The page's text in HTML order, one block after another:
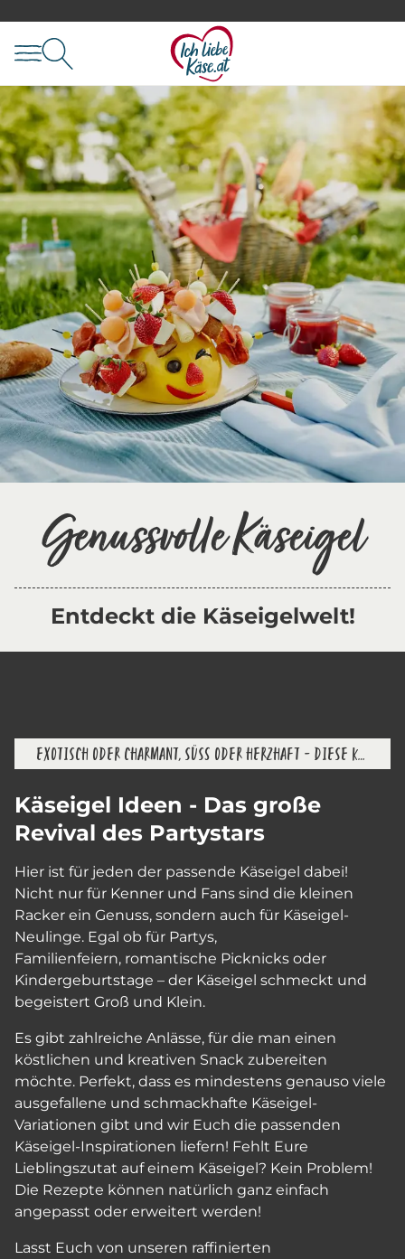
Genussvolle Käseigel
Entdeckt die Käseigelwelt!
EXOTISCH ODER CHARMANT, SÜSS ODER HERZHAFT – DIESE KLEINEN RACKER KÖNNEN ALLES!
Käseigel Ideen - Das große
Revival des Partystars
Hier ist für jeden der passende Käseigel dabei!
Nicht nur für Kenner und Fans sind die kleinen
Racker ein Genuss, sondern auch für Käseigel-
Neulinge. Egal ob für Partys,
Familienfeiern, romantische Picknicks oder
Kindergeburtstage – der Käseigel schmeckt und
begeistert Groß und Klein.
Es gibt zahlreiche Anlässe, für die man einen
köstlichen und kreativen Snack zubereiten
möchte. Perfekt, dass es mindestens genauso viele
ausgefallene und schmackhafte Käseigel-
Variationen gibt und wir Euch die passenden
Käseigel-Inspirationen liefern! Fehlt Eure
Lieblingszutat auf einem Käseigel? Kein Problem!
Die Rezepte können natürlich ganz einfach
angepasst oder erweitert werden!
Lasst Euch von unseren raffinierten